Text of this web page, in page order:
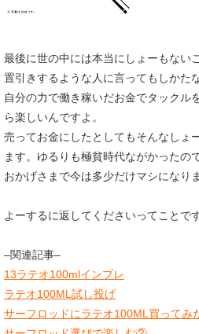
最後に世の中には本当にしょーもない
置引きするような人に言ってもしかた
自分の力で働き稼いだお金でタックル
ら楽しいんですよ。
売ってお金にしたとしてもそんなしょ
ます。ゆるりも極貧時代ながかったの
おかげさまで今は多少だけマシになり
よーするに返してくださいってことです
–関連記事–
13ラテオ100mlインプレ
ラテオ100ML試し投げ
サーフロッドにラテオ100ML買ってみ